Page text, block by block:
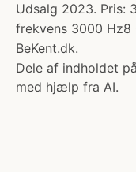
Udsalg 2023. Pris:
frekvens 3000 Hz8
BeKent.dk.
Dele af indholdet
med hjælp fra AI.